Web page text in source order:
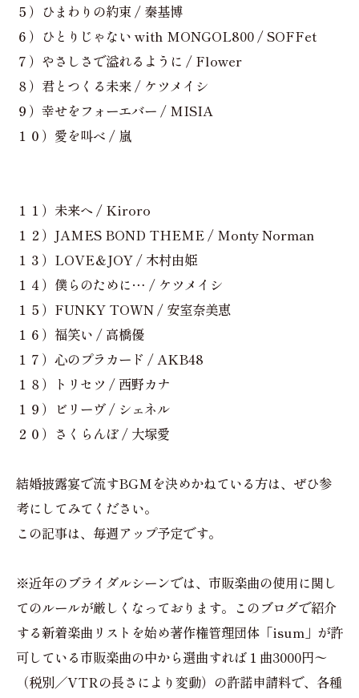
５）ひまわりの約束 / 秦基博
６）ひとりじゃない with MONGOL800 / SOFFet
７）やさしさで溢れるように / Flower
８）君とつくる未来 / ケツメイシ
９）幸せをフォーエバー / MISIA
１０）愛を叫べ / 嵐
１１）未来へ / Kiroro
１２）JAMES BOND THEME / Monty Norman
１３）LOVE＆JOY / 木村由姫
１４）僕らのために… / ケツメイシ
１５）FUNKY TOWN / 安室奈美恵
１６）福笑い / 高橋優
１７）心のプラカード / AKB48
１８）トリセツ / 西野カナ
１９）ビリーヴ / シェネル
２０）さくらんぼ / 大塚愛
結婚披露宴で流すBGMを決めかねている方は、ぜひ参
考にしてみてください。
この記事は、毎週アップ予定です。
※近年のブライダルシーンでは、市販楽曲の使用に関し
てのルールが厳しくなっております。このブログで紹介
する新着楽曲リストを始め著作権管理団体「isum」が許
可している市販楽曲の中から選曲すれば１曲3000円〜
（税別／VTRの長さにより変動）の許諾申請料で、各種